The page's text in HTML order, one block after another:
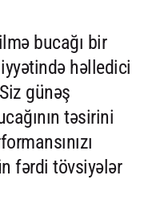
bucağı bir
həlledici
günəş
təsirini
fərdi tövsiyələr